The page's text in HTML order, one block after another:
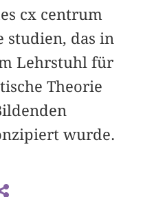
cx centrum
das in
Lehrstuhl für
Theorie
wurde.